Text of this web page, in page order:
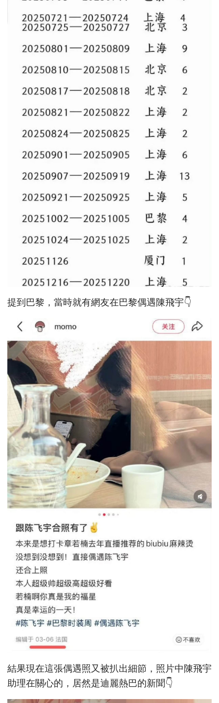
提到巴黎，當時就有網友在巴黎偶遇陳飛宇👇
結果現在這張偶遇照又被扒出細節，照片中陳飛宇
助理在關心的，居然是迪麗熱巴的新聞👇